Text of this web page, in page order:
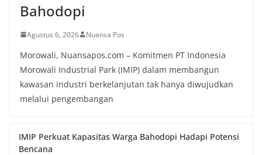
Bahodopi
Agustus 6, 2026 Nuansa Pos
Morowali, Nuansapos.com – Komitmen PT Indonesia
Morowali Industrial Park (IMIP) dalam membangun
kawasan industri berkelanjutan tak hanya diwujudkan
melalui pengembangan
IMIP Perkuat Kapasitas Warga Bahodopi Hadapi Potensi
Bencana